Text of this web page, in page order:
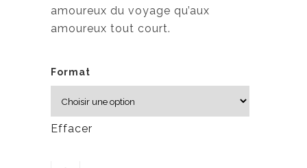
amoureux du voyage qu’aux
amoureux tout court.
Format
Effacer